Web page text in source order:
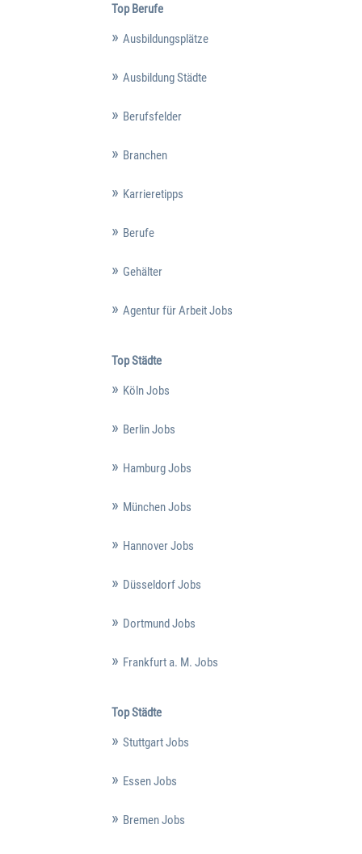
Top Berufe
Ausbildungsplätze
Ausbildung Städte
Berufsfelder
Branchen
Karrieretipps
Berufe
Gehälter
Agentur für Arbeit Jobs
Top Städte
Köln Jobs
Berlin Jobs
Hamburg Jobs
München Jobs
Hannover Jobs
Düsseldorf Jobs
Dortmund Jobs
Frankfurt a. M. Jobs
Top Städte
Stuttgart Jobs
Essen Jobs
Bremen Jobs